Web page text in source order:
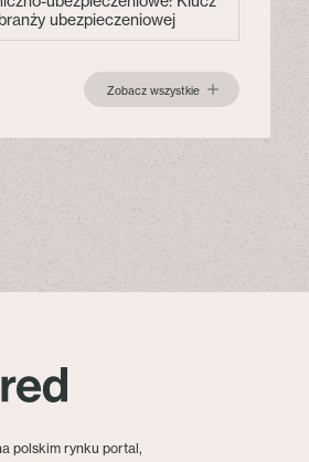
ubezpieczeniowej
Zobacz wszystkie
polskim rynku portal,